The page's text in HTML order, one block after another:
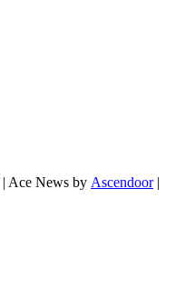
| Ace News by Ascendoor|